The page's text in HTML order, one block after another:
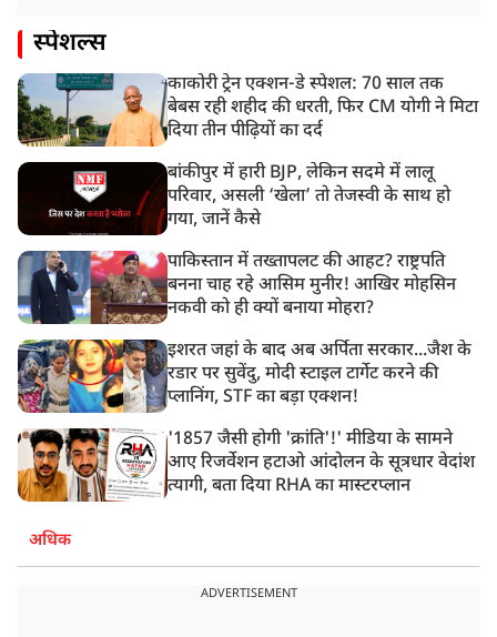
स्पेशल्स
काकोरी ट्रेन एक्शन-डे स्पेशल: 70 साल तक
बेबस रही शहीद की धरती, फिर CM योगी ने मिटा
दिया तीन पीढ़ियों का दर्द
बांकीपुर में हारी BJP, लेकिन सदमे में लालू
परिवार, असली ‘खेला’ तो तेजस्वी के साथ हो
गया, जानें कैसे
पाकिस्तान में तख्तापलट की आहट? राष्ट्रपति
बनना चाह रहे आसिम मुनीर! आखिर मोहसिन
नकवी को ही क्यों बनाया मोहरा?
इशरत जहां के बाद अब अर्पिता सरकार...जैश के
रडार पर सुवेंदु, मोदी स्टाइल टार्गेट करने की
प्लानिंग, STF का बड़ा एक्शन!
'1857 जैसी होगी 'क्रांति'!' मीडिया के सामने
आए रिजर्वेशन हटाओ आंदोलन के सूत्रधार वेदांश
त्यागी, बता दिया RHA का मास्टरप्लान
अधिक
ADVERTISEMENT